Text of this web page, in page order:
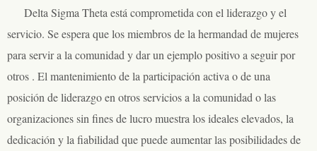
Delta Sigma Theta está comprometida con el liderazgo y el
servicio. Se espera que los miembros de la hermandad de mujeres
para servir a la comunidad y dar un ejemplo positivo a seguir por
otros . El mantenimiento de la participación activa o de una
posición de liderazgo en otros servicios a la comunidad o las
organizaciones sin fines de lucro muestra los ideales elevados, la
dedicación y la fiabilidad que puede aumentar las posibilidades de